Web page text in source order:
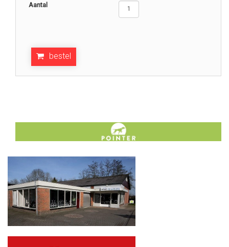
Aantal
bestel